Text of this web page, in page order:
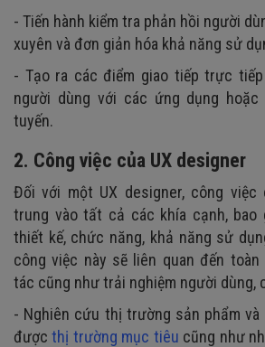
- Tiến hành kiểm tra phản hồi người
xuyên và đơn giản hóa khả năng sử
- Tạo ra các điểm giao tiếp trực
người dùng với các ứng dụng hoặc
tuyến.
2. Công việc của UX designer
Đối với một UX designer, công
trung vào tất cả các khía cạnh, bao
thiết kế, chức năng, khả năng sử
công việc này sẽ liên quan đến
tác cũng như trải nghiệm người dùng,
- Nghiên cứu thị trường sản phẩm và
đượcthị trường mục tiêu cũng như